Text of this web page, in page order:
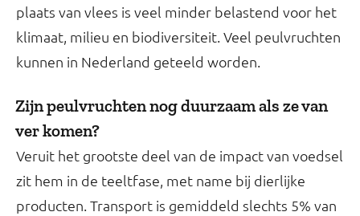
plaats van vlees is veel minder belastend voor het
klimaat, milieu en biodiversiteit. Veel peulvruchten
kunnen in Nederland geteeld worden.
Zijn peulvruchten nog duurzaam als ze van
ver komen?
Veruit het grootste deel van de impact van voedsel
zit hem in de teeltfase, met name bij dierlijke
producten. Transport is gemiddeld slechts 5% van